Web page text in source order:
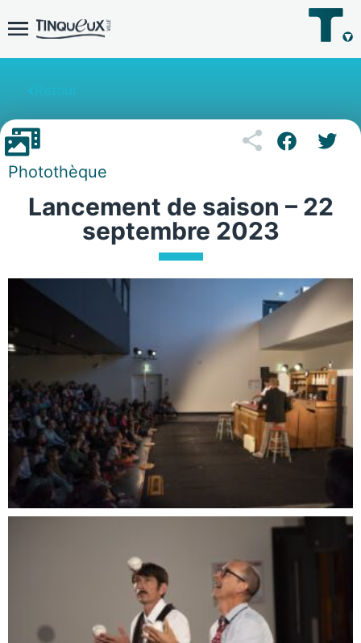
Photothèque
Lancement de saison – 22
septembre 2023